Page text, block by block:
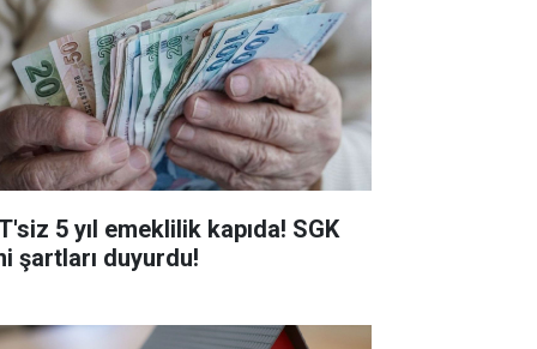
5 yıl emeklilik kapıda! SGK
şartları duyurdu!